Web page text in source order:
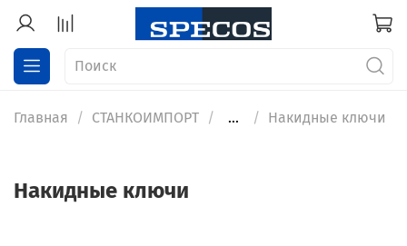
Главная СТАНКОИМПОРТ ... Накидные ключи
Накидные ключи